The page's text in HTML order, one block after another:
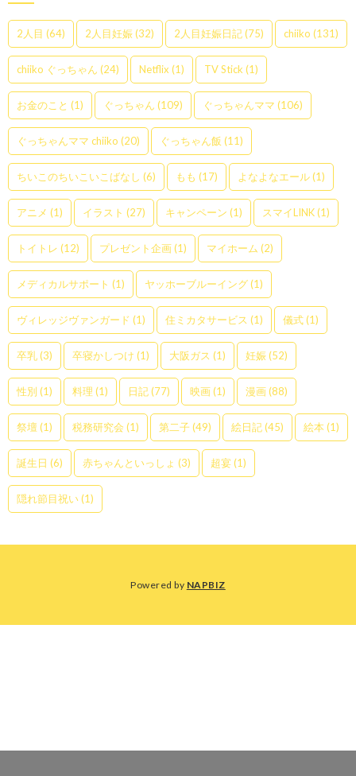
2人目 (64) 2人目妊娠(32) 2人目妊娠日記(75) chiiko (131)
chiiko ぐっちゃん (24) Netflix (1) TV Stick (1)
お金のこと (1) ぐっちゃん (109) ぐっちゃんママ (106)
ぐっちゃんママ chiiko (20) ぐっちゃん飯 (11)
ちいこのちいこいこばなし (6) もも (17) よなよなエール(1)
アニメ (1) イラスト (27) キャンペーン (1) スマイLINK(1)
トイトレ (12) プレゼント企画(1) マイホーム (2)
メディカルサポート (1) ヤッホーブルーイング(1)
ヴィレッジヴァンガード (1) 住ミカタサービス (1) 儀式(1)
卒乳(3) 卒寝かしつけ (1) 大阪ガス (1) 妊娠(52)
性別 (1) 料理 (1) 日記(77) 映画(1) 漫画(88)
祭壇 (1) 税務研究会 (1) 第二子(49) 絵日記(45) 絵本(1)
誕生日 (6) 赤ちゃんといっしょ (3) 超宴(1)
隠れ節目祝い(1)
Powered by NAPBIZ